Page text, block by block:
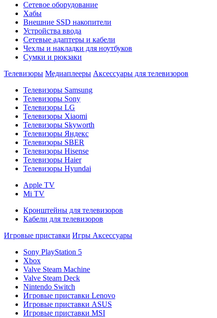
Сетевое оборудование
Хабы
Внешние SSD накопители
Устройства ввода
Сетевые адаптеры и кабели
Чехлы и накладки для ноутбуков
Сумки и рюкзаки
Телевизоры Медиаплееры Аксессуары для телевизоров
Телевизоры Samsung
Телевизоры Sony
Телевизоры LG
Телевизоры Xiaomi
Телевизоры Skyworth
Телевизоры Яндекс
Телевизоры SBER
Телевизоры Hisense
Телевизоры Haier
Телевизоры Hyundai
Apple TV
Mi TV
Кронштейны для телевизоров
Кабели для телевизоров
Игровые приставки Игры Аксессуары
Sony PlayStation 5
Xbox
Valve Steam Machine
Valve Steam Deck
Nintendo Switch
Игровые приставки Lenovo
Игровые приставки ASUS
Игровые приставки MSI